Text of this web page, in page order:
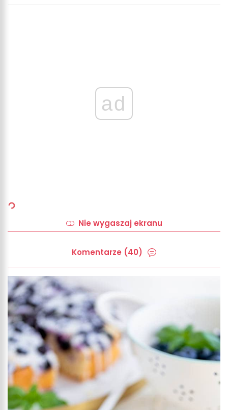
ad
Nie wygaszaj ekranu
Komentarze (40)